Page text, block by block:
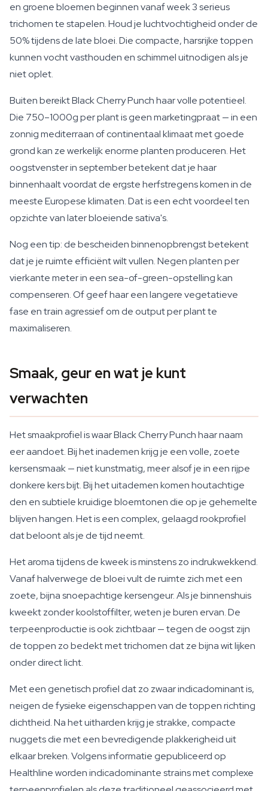
en groene bloemen beginnen vanaf week 3 serieus
trichomen te stapelen. Houd je luchtvochtigheid onder de
50% tijdens de late bloei. Die compacte, harsrijke toppen
kunnen vocht vasthouden en schimmel uitnodigen als je
niet oplet.
Buiten bereikt Black Cherry Punch haar volle potentieel.
Die 750–1000g per plant is geen marketingpraat — in een
zonnig mediterraan of continentaal klimaat met goede
grond kan ze werkelijk enorme planten produceren. Het
oogstvenster in september betekent dat je haar
binnenhaalt voordat de ergste herfstregens komen in de
meeste Europese klimaten. Dat is een echt voordeel ten
opzichte van later bloeiende sativa's.
Nog een tip: de bescheiden binnenopbrengst betekent
dat je je ruimte efficiënt wilt vullen. Negen planten per
vierkante meter in een sea-of-green-opstelling kan
compenseren. Of geef haar een langere vegetatieve
fase en train agressief om de output per plant te
maximaliseren.
Smaak, geur en wat je kunt
verwachten
Het smaakprofiel is waar Black Cherry Punch haar naam
eer aandoet. Bij het inademen krijg je een volle, zoete
kersensmaak — niet kunstmatig, meer alsof je in een rijpe
donkere kers bijt. Bij het uitademen komen houtachtige
den en subtiele kruidige bloemtonen die op je gehemelte
blijven hangen. Het is een complex, gelaagd rookprofiel
dat beloont als je de tijd neemt.
Het aroma tijdens de kweek is minstens zo indrukwekkend.
Vanaf halverwege de bloei vult de ruimte zich met een
zoete, bijna snoepachtige kersengeur. Als je binnenshuis
kweekt zonder koolstoffilter, weten je buren ervan. De
terpeenproductie is ook zichtbaar — tegen de oogst zijn
de toppen zo bedekt met trichomen dat ze bijna wit lijken
onder direct licht.
Met een genetisch profiel dat zo zwaar indicadominant is,
neigen de fysieke eigenschappen van de toppen richting
dichtheid. Na het uitharden krijg je strakke, compacte
nuggets die met een bevredigende plakkerigheid uit
elkaar breken. Volgens informatie gepubliceerd op
Healthline worden indicadominante strains met complexe